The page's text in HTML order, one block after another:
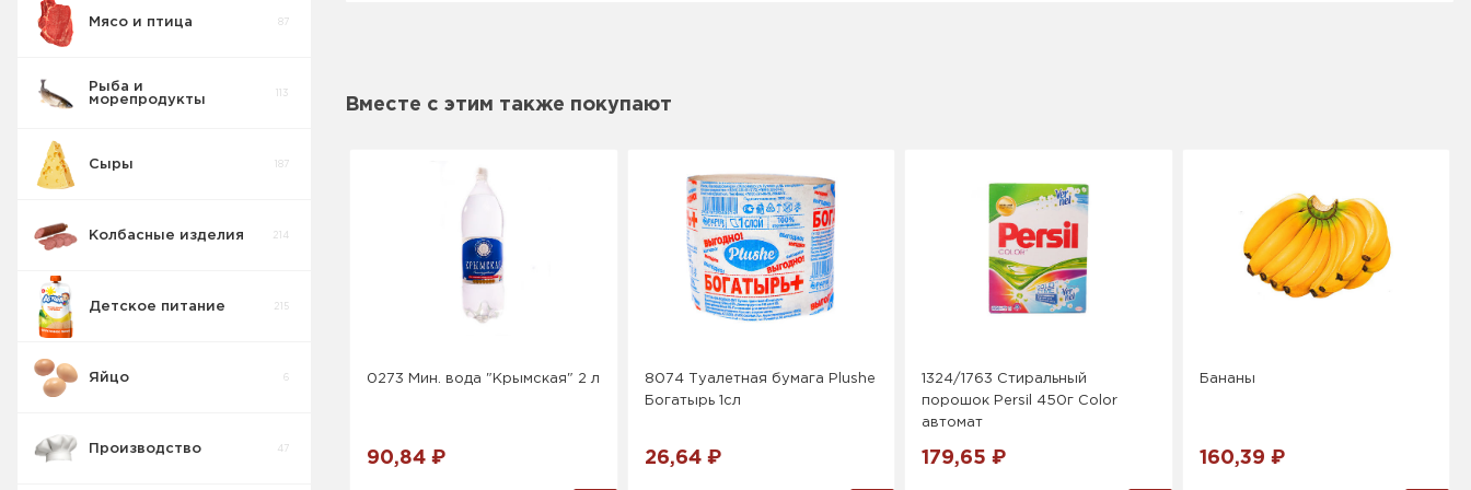
Мясо и птица 87
Рыба и
морепродукты
113
Сыры 187
Колбасные изделия 214
Детское питание 215
Яйцо 6
Производство 47
Вместе с этим также покупают
0273 Мин. вода "Крымская" 2 л
90,84 ₽
8074 Туалетная бумага Plushe
Богатырь 1сл
26,64 ₽
1324/1763 Стиральный
порошок Persil 450г Color
автомат
179,65 ₽
Бананы
160,39 ₽